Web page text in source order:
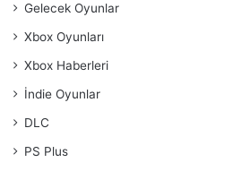
Gelecek Oyunlar
Xbox Oyunları
Xbox Haberleri
İndie Oyunlar
DLC
PS Plus